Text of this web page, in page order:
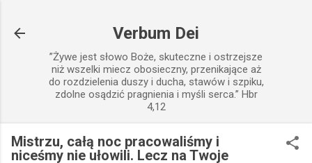
Verbum Dei
”Żywe jest słowo Boże, skuteczne i ostrzejsze
niż wszelki miecz obosieczny, przenikające aż
do rozdzielenia duszy i ducha, stawów i szpiku,
zdolne osądzić pragnienia i myśli serca.” Hbr
4,12
Mistrzu, całą noc pracowaliśmy i
niceśmy nie ułowili. Lecz na Twoje